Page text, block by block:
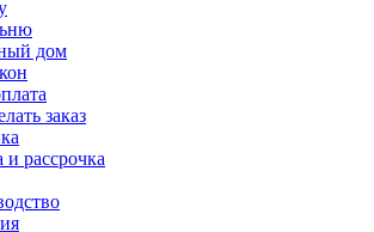
дом
заказ
и рассрочка